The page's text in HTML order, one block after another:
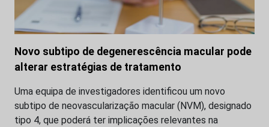
Novo subtipo de degenerescência macular pode
alterar estratégias de tratamento
Uma equipa de investigadores identificou um novo
subtipo de neovascularização macular (NVM), designado
tipo 4, que poderá ter implicações relevantes na